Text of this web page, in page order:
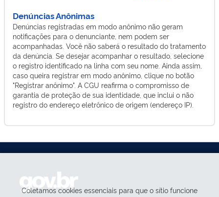
Denúncias Anônimas
Denúncias registradas em modo anônimo não geram
notificações para o denunciante, nem podem ser
acompanhadas. Você não saberá o resultado do tratamento
da denúncia. Se desejar acompanhar o resultado, selecione
o registro identificado na linha com seu nome. Ainda assim,
caso queira registrar em modo anônimo, clique no botão
"Registrar anônimo". A CGU reafirma o compromisso de
garantia de proteção de sua identidade, que inclui o não
registro do endereço eletrônico de origem (endereço IP).
Coletamos cookies essenciais para que o sítio funcione